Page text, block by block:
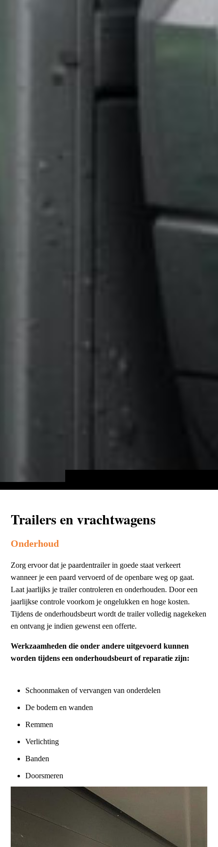
Trailers en vrachtwagens
Onderhoud
Zorg ervoor dat je paardentrailer in goede staat verkeert
wanneer je een paard vervoerd of de openbare weg op gaat.
Laat jaarlijks je trailer controleren en onderhouden. Door een
jaarlijkse controle voorkom je ongelukken en hoge kosten.
Tijdens de onderhoudsbeurt wordt de trailer volledig nagekeken
en ontvang je indien gewenst een offerte.
Werkzaamheden die onder andere uitgevoerd kunnen
worden tijdens een onderhoudsbeurt of reparatie zijn:
Schoonmaken of vervangen van onderdelen
De bodem en wanden
Remmen
Verlichting
Banden
Doorsmeren